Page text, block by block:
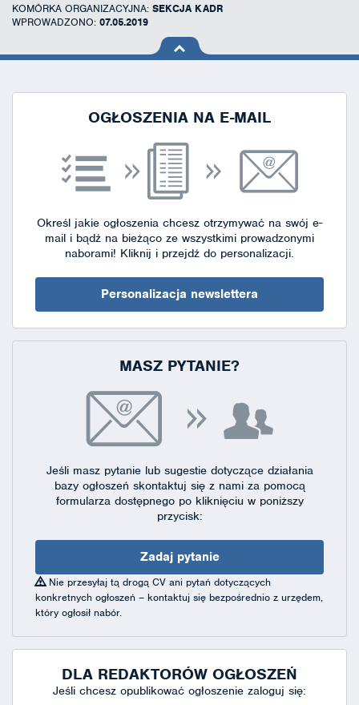
KOMÓRKA ORGANIZACYJNA: SEKCJA KADR
WPROWADZONO: 07.05.2019
na górę
OGŁOSZENIA NA E-MAIL
Określ jakie ogłoszenia chcesz otrzymywać na swój e-
mail i bądź na bieżąco ze wszystkimi prowadzonymi
naborami! Kliknij i przejdź do personalizacji.
Personalizacja newslettera
MASZ PYTANIE?
Jeśli masz pytanie lub sugestie dotyczące działania
bazy ogłoszeń skontaktuj się z nami za pomocą
formularza dostępnegopo kliknięciu w poniższy
przycisk:
Zadaj pytanie
Nie przesyłaj tą drogą CV ani pytań dotyczących
konkretnych ogłoszeń – kontaktuj się bezpośrednio z urzędem,
który ogłosił nabór.
DLA REDAKTORÓW OGŁOSZEŃ
Jeśli chcesz opublikować ogłoszenie zaloguj się: